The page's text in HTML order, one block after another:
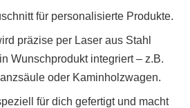
für personalisierte Produkte.
präzise per Laser aus Stahl
Wunschprodukt integriert – z.B.
oder Kaminholzwagen.
für dich gefertigt und macht